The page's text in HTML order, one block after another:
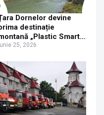
Dornelor devine
destinație
„Plastic Smart”
regiune
25, 2026